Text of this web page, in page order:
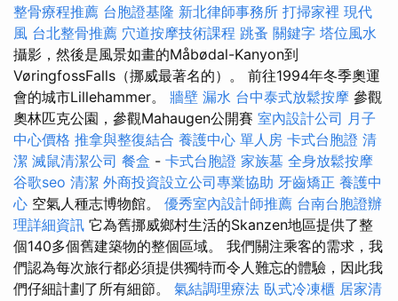
整骨療程推薦 台胞證基隆 新北律師事務所 打掃家裡 現代
風 台北整骨推薦 穴道按摩技術課程 跳蚤 關鍵字 塔位風水
攝影，然後是風景如畫的Måbødal-Kanyon到
VøringfossFalls（挪威最著名的）。 前往1994年冬季奧運
會的城市Lillehammer。 牆壁 漏水 台中泰式放鬆按摩 參觀
奧林匹克公園，參觀Mahaugen公開賽 室內設計公司 月子
中心價格 推拿與整復結合 養護中心 單人房 卡式台胞證 清
潔 滅鼠清潔公司 餐盒 - 卡式台胞證 家族墓 全身放鬆按摩
谷歌seo 清潔 外商投資設立公司專業協助 牙齒矯正 養護中
心 空氣人種志博物館。 優秀室內設計師推薦 台南台胞證辦
理詳細資訊 它為舊挪威鄉村生活的Skanzen地區提供了整
個140多個舊建築物的整個區域。 我們關注乘客的需求，我
們認為每次旅行都必須提供獨特而令人難忘的體驗，因此我
們仔細計劃了所有細節。 氣結調理療法 臥式冷凍櫃 居家清